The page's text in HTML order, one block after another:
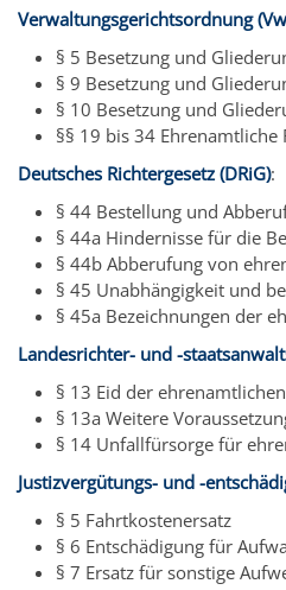
Verwaltungsgerichtsordnung
§ 5 Besetzung und
§ 9 Besetzung und
§ 10 Besetzung und
§§ 19 bis 34 Ehrenamtliche
Deutsches Richtergesetz (DRiG):
§ 44 Bestellung und
§ 44a Hindernisse für die
§ 44b Abberufung von
§ 45 Unabhängigkeit und
§ 45a Bezeichnungen der
Landesrichter- und -
§ 13 Eid der
§ 13a Weitere
§ 14 Unfallfürsorge für
Justizvergütungs- und -
§ 5 Fahrtkostenersatz
§ 6 Entschädigung für
§ 7 Ersatz für sonstige